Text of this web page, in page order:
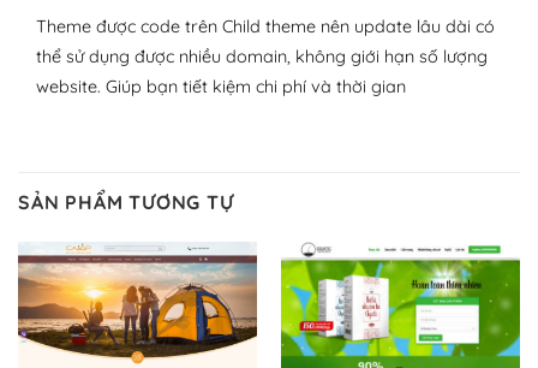
– Dễ sử dụng
Với mọi Hosting bất kỳ thì WordPress đều có thể dễ
Và bạn có toàn quyền tự do khi quyết định nơi lưu trữ
trang web WordPress của bạn.
Dễ dàng lựa chọn Hosting cho website WordPress
– Bảo mật cực tốt
Theme được code trên Child theme nên update lâu dài có
thể sử dụng được nhiều domain, không giới hạn số lượng
website. Giúp bạn tiết kiệm chi phí và thời gian
SẢN PHẨM TƯƠNG TỰ